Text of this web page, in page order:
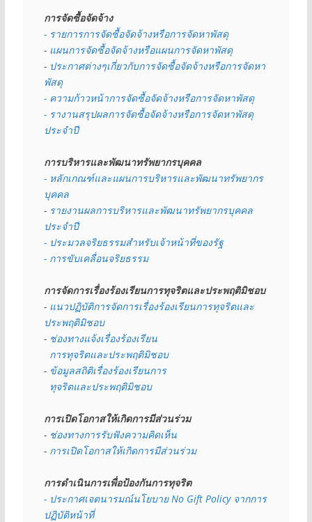
การจัดซื้อจัดจ้าง
- รายการการจัดซื้อจัดจ้างหรือการจัดหาพัสดุ
- แผนการจัดซื้อจัดจ้างหรือแผนการจัดหาพัสดุ
- ประกาศต่างๆเกี่ยวกับการจัดซื้อจัดจ้างหรือการจัดหา
พัสดุ
- ความก้าวหน้าการจัดซื้อจัดจ้างหรือการจัดหาพัสดุ
- รางานสรุปผลการจัดซื้อจัดจ้างหรือการจัดหาพัสดุ
ประจำปี
การบริหารและพัฒนาทรัพยากรบุคคล
- หลักเกณฑ์และแผนการบริหารและพัฒนาทรัพยากร
บุคคล
- รายงานผลการบริหารและพัฒนาทรัพยากรบุคคล
ประจำปี
- ประมวลจริยธรรมสำหรับเจ้าหน้าที่ของรัฐ
- การขับเคลื่อนจริยธรรม
การจัดการเรื่องร้องเรียนการทุจริตและประพฤติมิชอบ
- แนวปฏิบัติการจัดการเรื่องร้องเรียนการทุจริตและ
ประพฤติมิชอบ
- ช่องทางแจ้งเรื่องร้องเรียน
  การทุจริตและประพฤติมิชอบ
- ข้อมูลสถิติเรื่องร้องเรียนการ
  ทุจริตและประพฤติมิชอบ
การเปิดโอกาสให้เกิดการมีส่วนร่วม
- ช่องทางการรับฟังความคิดเห็น
- การเปิดโอกาสให้เกิดการมีส่วนร่วม
การดำเนินการเพื่อป้องกันการทุจริต
- ประกาศเจตนารมณ์นโยบาย No Gift Policy จากการ
ปฏิบัติหน้าที่